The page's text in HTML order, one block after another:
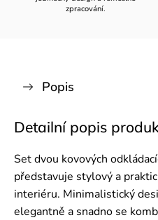
zpracování.
Popis
Detailní popis
Set dvou kovových
představuje stylový a
interiéru. Minimalistický
elegantně a snadno se